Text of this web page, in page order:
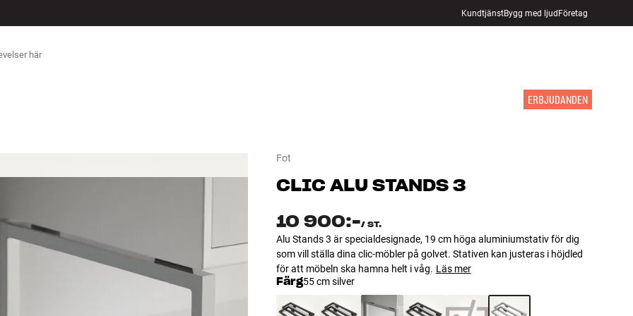
KundtjänstBygg med ljudFöretag
ERBJUDANDEN
Fot
CLIC ALU STANDS 3
10 900:-/ ST.
Alu Stands 3 är specialdesignade, 19 cm höga aluminiumstativ för dig
som vill ställa dina clic-möbler på golvet. Stativen kan justeras i höjdled
för att möbeln ska hamna helt i våg. Läs mer
Färg55 cm silver